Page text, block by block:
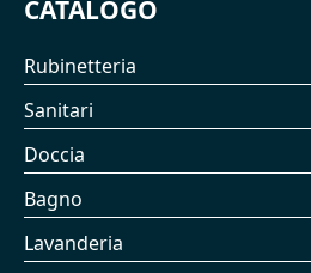
CATALOGO
Rubinetteria
Sanitari
Doccia
Bagno
Lavanderia